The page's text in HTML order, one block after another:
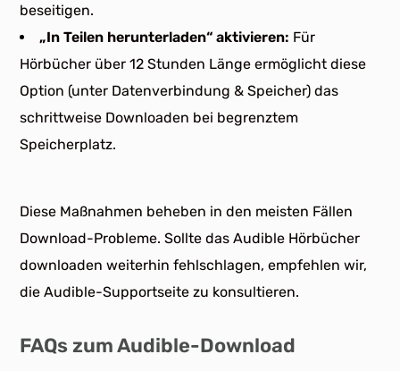
beseitigen.
„In Teilen herunterladen“ aktivieren: Für
Hörbücher über 12 Stunden Länge ermöglicht diese
Option (unter Datenverbindung & Speicher) das
schrittweise Downloaden bei begrenztem
Speicherplatz.
Diese Maßnahmen beheben in den meisten Fällen
Download-Probleme. Sollte das Audible Hörbücher
downloaden weiterhin fehlschlagen, empfehlen wir,
die Audible-Supportseite zu konsultieren.
FAQs zum Audible-Download